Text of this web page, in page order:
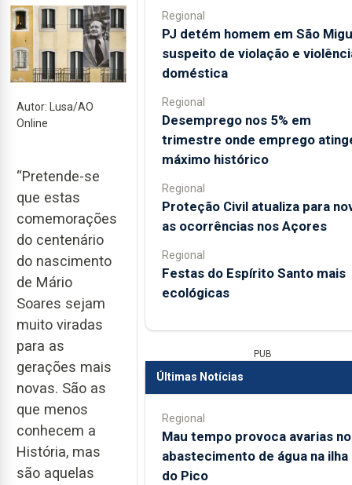
Autor: Lusa/AO
Online
“Pretende-se
que estas
comemorações
do centenário
do nascimento
de Mário
Soares sejam
muito viradas
para as
gerações mais
novas. São as
que menos
conhecem a
História, mas
são aquelas
Regional
PJ detém homem em São
suspeito de violação e
doméstica
Regional
Desemprego nos 5% em
trimestre onde emprego
máximo histórico
Regional
Proteção Civil atualiza para
as ocorrências nos Açores
Regional
Festas do Espírito Santo mais
ecológicas
PUB
Últimas Notícias
Regional
Mau tempo provoca avarias no
abastecimento de água na ilha
do Pico